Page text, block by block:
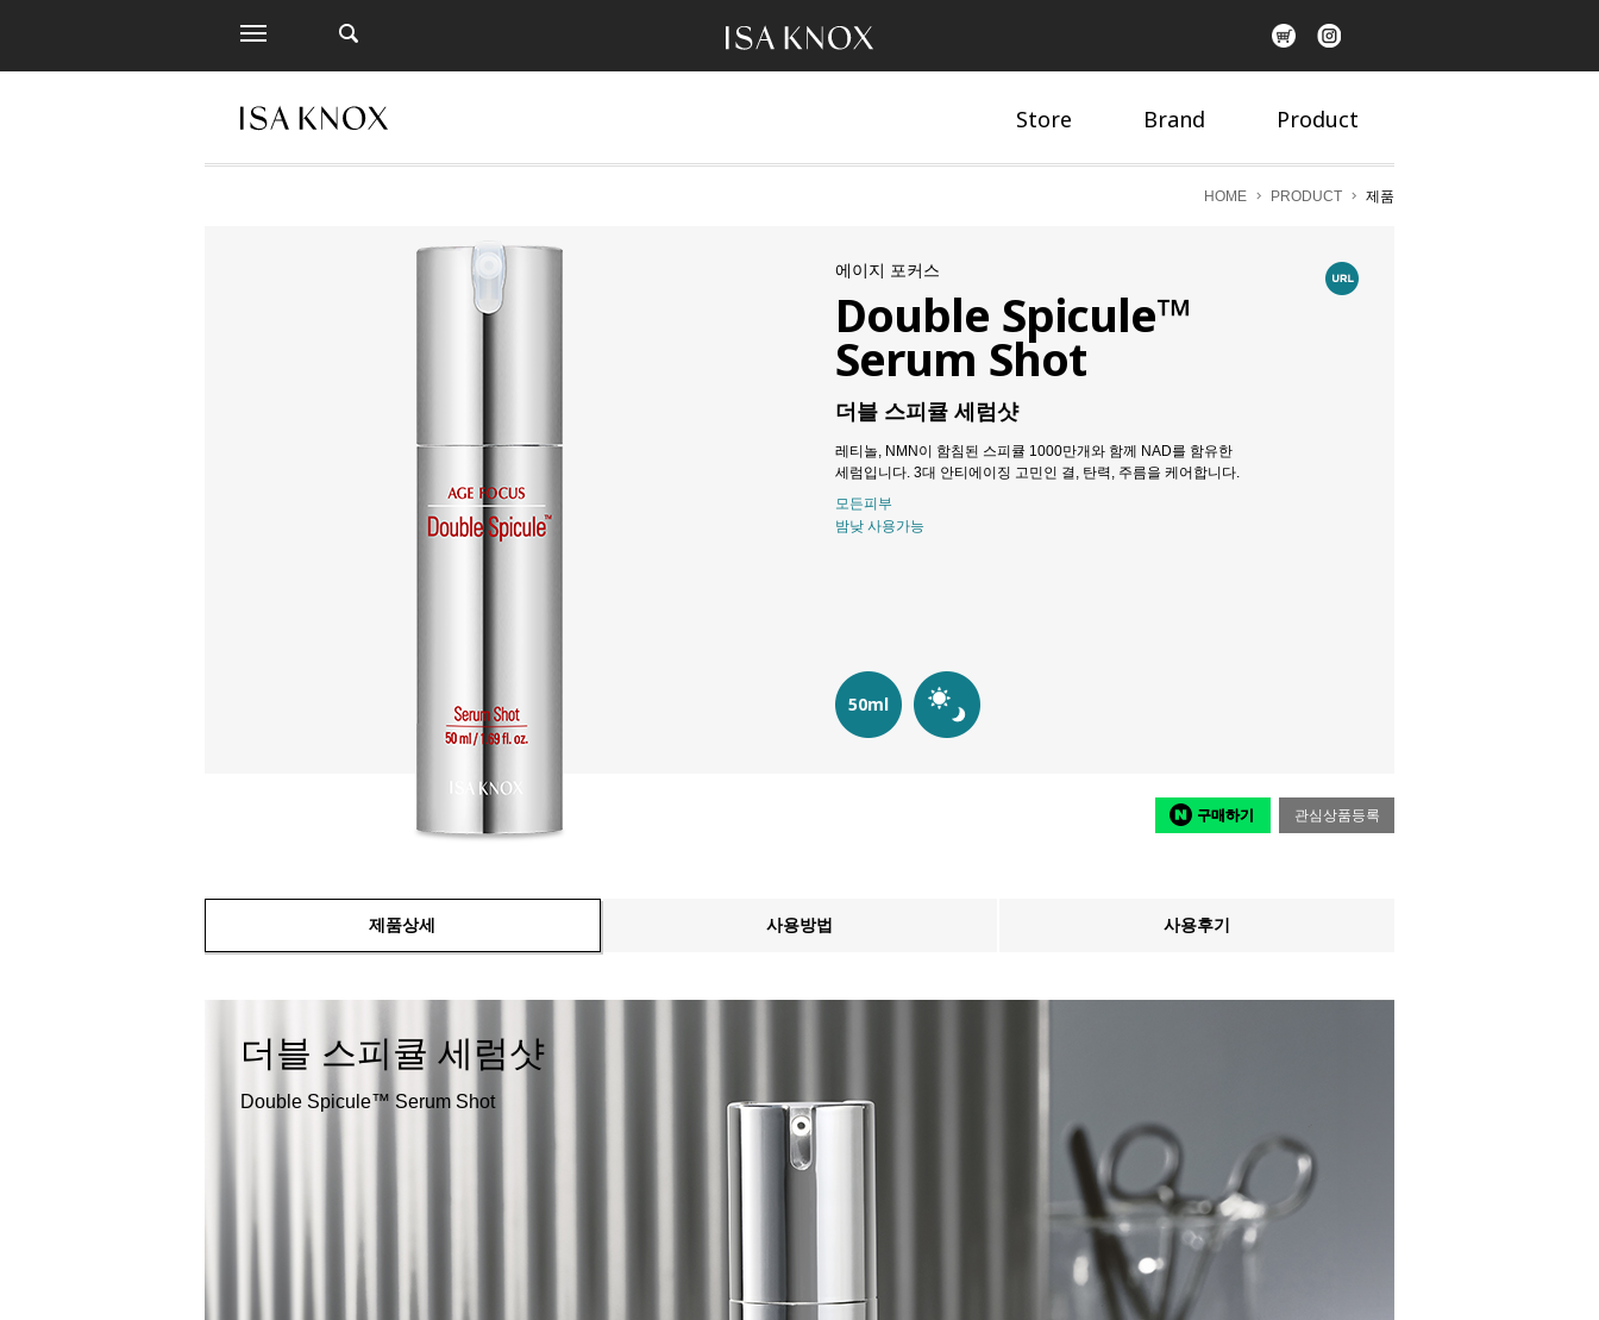
Store Brand Product
HOME PRODUCT 제품
에이지 포커스
Double Spicule™
Serum Shot
더블 스피큘 세럼샷
레티놀, NMN이 함침된 스피큘 1000만개와 함께 NAD를 함유한
세럼입니다. 3대 안티에이징 고민인 결, 탄력, 주름을 케어합니다.
모든피부
밤낮 사용가능
50ml
구매하기 관심상품등록
제품상세 사용방법 사용후기
더블 스피큘 세럼샷
Double Spicule™ Serum Shot